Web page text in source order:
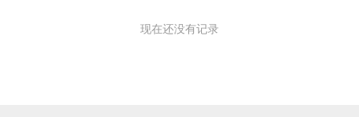
现在还没有记录